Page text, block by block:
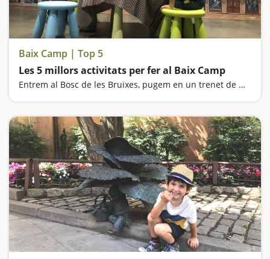
Baix Camp | Top 5
Les 5 millors activitats per fer al Baix Camp
Entrem al Bosc de les Bruixes, pugem en un trenet de miniatura, visitem el Centre Gaudí de Reus i anem d'excursió fins a un dels gorgs més espectaculars de Catalunya